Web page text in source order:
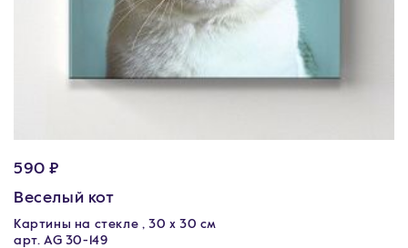
590 ₽
Веселый кот
Картины на стекле , 30 x 30 см
арт. AG 30-149